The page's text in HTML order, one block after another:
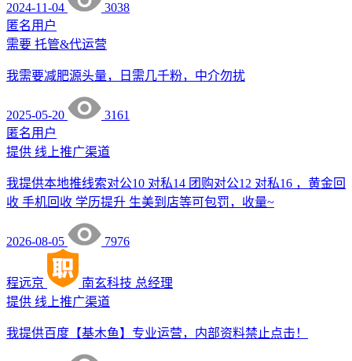
2024-11-04
3038
匿名用户
需要 托管&代运营
我需要减肥源头量，日需几千粉，中介勿扰
2025-05-20
3161
匿名用户
提供 线上推广渠道
我提供本地推线索对公10 对私14 团购对公12 对私16 ，黄金回
收 手机回收 学历提升 生美到店等可包罚，收量~
2026-08-05 7976
程远京 南玄科技 总经理
提供 线上推广渠道
我提供百度【基木鱼】专业运营，内部资料禁止点击！